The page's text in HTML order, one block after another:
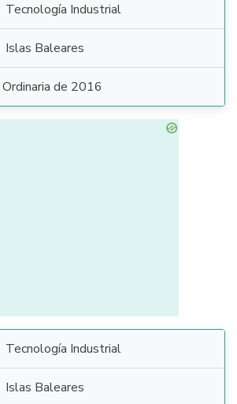
Tecnología Industrial
Islas Baleares
Ordinaria de 2016
Tecnología Industrial
Islas Baleares